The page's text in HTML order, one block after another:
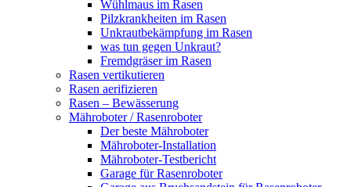
Wühlmaus im Rasen
Pilzkrankheiten im Rasen
Unkrautbekämpfung im Rasen
was tun gegen Unkraut?
Fremdgräser im Rasen
Rasen vertikutieren
Rasen aerifizieren
Rasen – Bewässerung
Mähroboter / Rasenroboter
Der beste Mähroboter
Mähroboter-Installation
Mähroboter-Testbericht
Garage für Rasenroboter